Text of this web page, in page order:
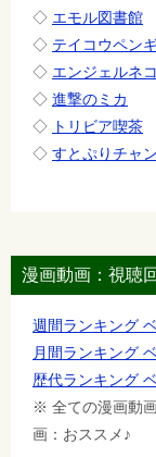
◇ エモル図書館
◇ テイコウペン
◇ エンジェルネ
◇ 進撃のミカ
◇ トリビア喫茶
◇ すとぷりチャ
漫画動画：視聴
週間ランキング
月間ランキング
歴代ランキング
※ 全ての漫画動
画：おススメ♪